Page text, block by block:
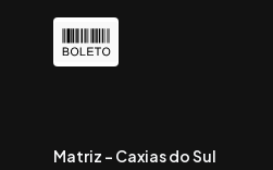
Matriz - Caxias do Sul